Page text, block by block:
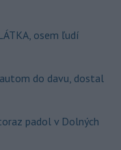
osem ľudí
do davu, dostal
padol v Dolných